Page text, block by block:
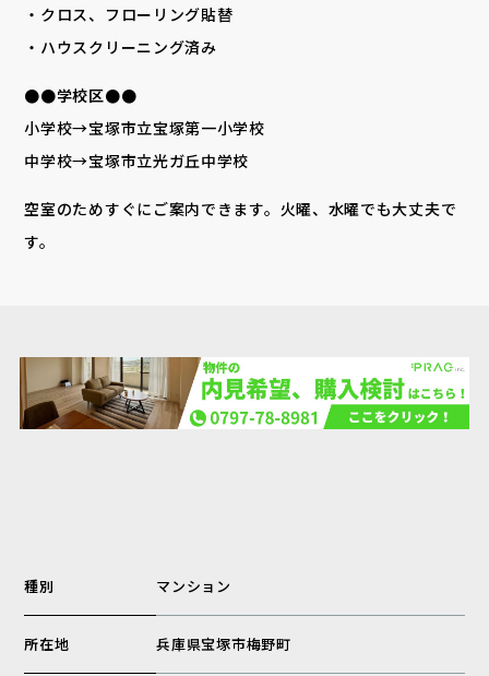
・クロス、フローリング貼替
・ハウスクリーニング済み
●●学校区●●
小学校→宝塚市立宝塚第一小学校
中学校→宝塚市立光ガ丘中学校
空室のためすぐにご案内できます。火曜、水曜でも大丈夫で
す。
種別 マンション
所在地 兵庫県宝塚市梅野町